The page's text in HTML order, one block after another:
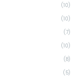
(10)
(10)
(7)
(10)
(8)
(5)